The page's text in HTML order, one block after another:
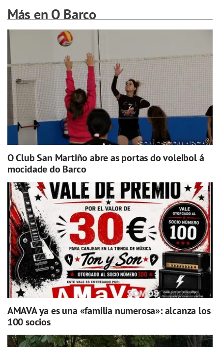
Más en O Barco
O Club San Martiño abre as portas do voleibol á
mocidade do Barco
AMAVA ya es una «familia numerosa»: alcanza los
100 socios